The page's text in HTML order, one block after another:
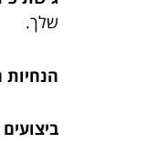
שלך.
הנחיות